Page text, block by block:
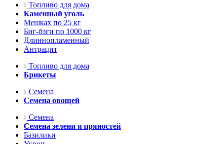
Топливо для дома
Каменный уголь
Мешках по 25 кг
Биг-бэги по 1000 кг
Длиннопламенный
Антрацит
Топливо для дома
Брикеты
Семена
Семена овощей
Семена
Семена зелени и пряностей
Базилики